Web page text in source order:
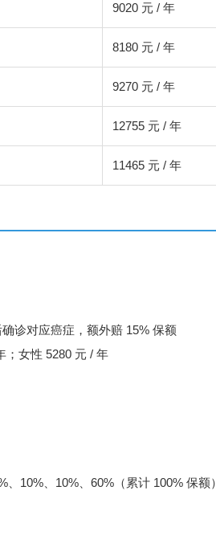
9020 元 / 年
8180 元 / 年
9270 元 / 年
12755 元 / 年
11465 元 / 年
诊对应癌症，额外赔 15% 保额
；女性 5280 元 / 年
10%、10%、60%（累计 100% 保额）